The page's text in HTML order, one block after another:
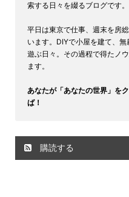
索する日々を綴るブログです。
平日は東京で仕事、週末を房
います。DIYで小屋を建て、
遊ぶ日々。その過程で得たノ
ます。
あなたが「あなたの世界」を
ば！
購読する